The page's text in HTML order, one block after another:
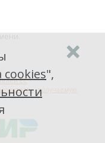
ЕС
получаемую
cookies",